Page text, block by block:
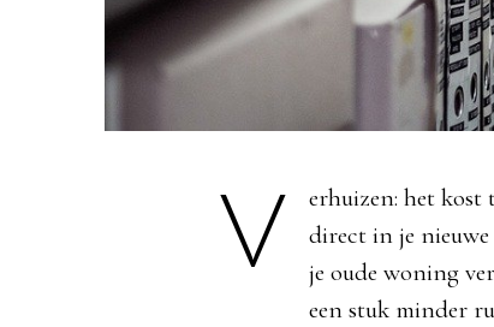
Verhuizen: het kost tijd en geld. Het komt steeds vaker voor dat je niet
direct in je
je oude woning
een stuk minder